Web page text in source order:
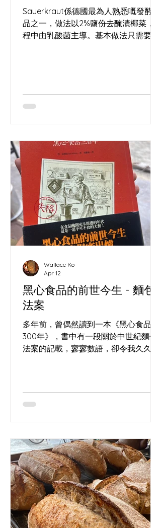
是一個麵包師，我的心血每天都在物理
世界裡灰飛煙滅。 這就是
www.wakinbakin.life/
Sauerkraut係德國最為人熟悉嘅發酵食
品之一，做法以2%鹽份去醃漬椰菜，過
程中由乳酸菌主導。基本做法只需要椰
黑心食品的前世今生 - 麵包
法案
多年前，曾偶然讀到一本《黑心食品
300年》，書中有一段關於中世紀麵包
法案的記載，寥寥數語，卻令我久久難
Wallace Ko
Apr 12